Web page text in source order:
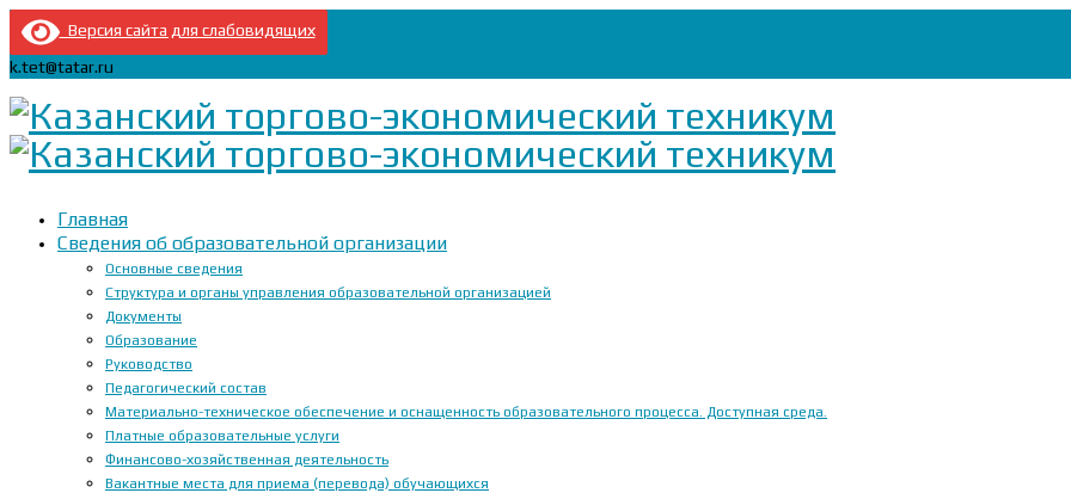
Версия сайта для слабовидящих
k.tet@tatar.ru
Главная
Сведения об образовательной организации
Основные сведения
Структура и органы управления образовательной организацией
Документы
Образование
Руководство
Педагогический состав
Материально-техническое обеспечение и оснащенность образовательного процесса. Доступная среда.
Платные образовательные услуги
Финансово-хозяйственная деятельность
Вакантные места для приема (перевода) обучающихся